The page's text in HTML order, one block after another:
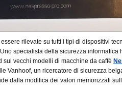
rilevate su tutti i tipi di dispositivi
specialista della sicurezza informatica
sui vecchi modelli di macchine da caffè
Vanhoof, un ricercatore di sicurezza
dalla modifica dei valori memorizzati